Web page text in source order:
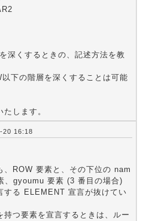
深くするときの、記述方法を教
下の階層を深くすることは可能
します。
20 16:18
、ROW 要素と、その下位の nam
、gyoumu 要素 (3 番目の場合)
する ELEMENT 宣言が抜けてい
持つ要素を宣言するときは、ルー